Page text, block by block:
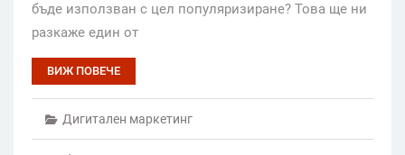
бъде използван с цел популяризиране? Това ще ни
разкаже един от
ВИЖ ПОВЕЧЕ
Дигитален маркетинг